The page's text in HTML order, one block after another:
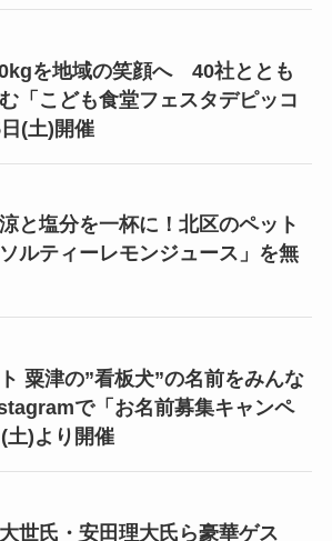
を地域の笑顔へ 40社ととも
「こども食堂フェスタデピッコ
(土)開催
と塩分を一杯に！北区のペット
ルティーレモンジュース」を無
粟津の”看板犬”の名前をみんな
で「お名前募集キャンペ
土)より開催
世氏・安田理大氏ら豪華ゲス